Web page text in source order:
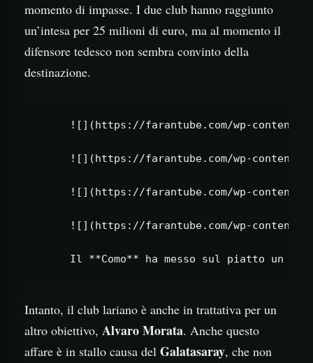
momento di impasse. I due club hanno raggiunto
un’intesa per 25 milioni di euro, ma al momento il
difensore tedesco non sembra convinto della
destinazione.
![](https://farantube.com/wp-content/
![](https://farantube.com/wp-content/
![](https://farantube.com/wp-content/
![](https://farantube.com/wp-content/
Intanto, il club lariano è anche in trattativa per un
altro obiettivo, Alvaro Morata. Anche questo
affare è in stallo causa del Galatasaray, che non